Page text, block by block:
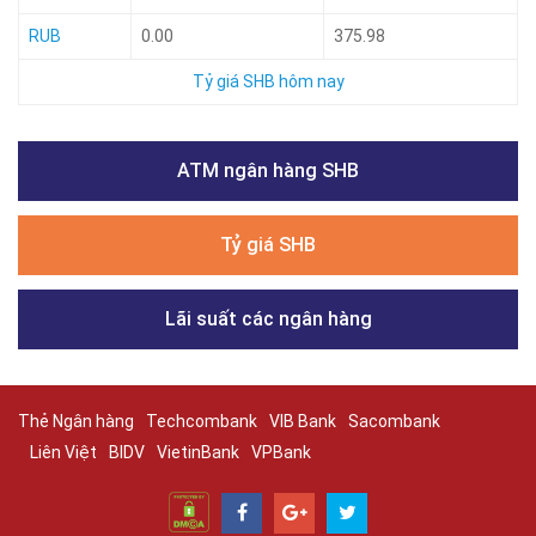
RUB 0.00 375.98
Tỷ giá SHB hôm nay
ATM ngân hàng SHB
Tỷ giá SHB
Lãi suất các ngân hàng
Thẻ Ngân hàng Techcombank VIB Bank
Sacombank
Liên Việt
BIDV VietinBank VPBank